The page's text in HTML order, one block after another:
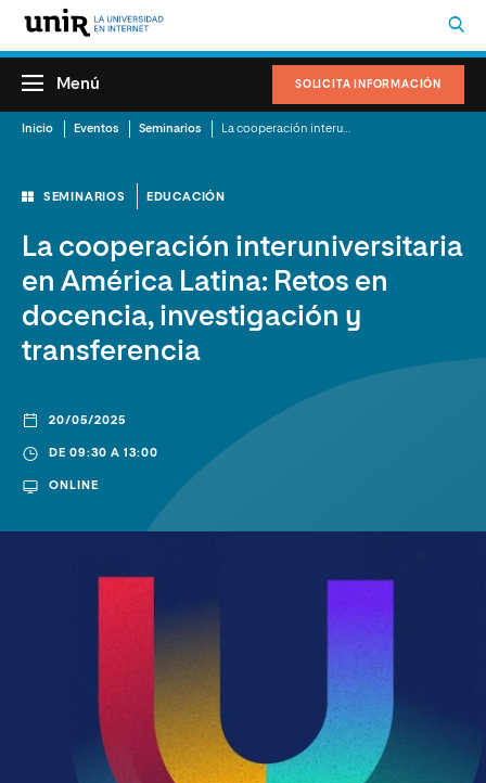
SOLICITA INFORMACIÓN
Menú
Inicio Eventos Seminarios
SEMINARIOS EDUCACIÓN
La cooperación interuniversitaria
en América Latina: Retos en
docencia, investigación y
transferencia
20/05/2025
DE 09:30 A 13:00
ONLINE